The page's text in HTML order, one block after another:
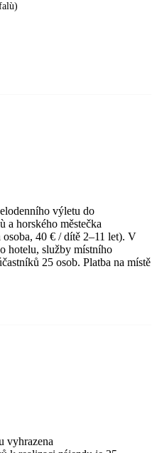
výletu do
a horského městečka
40 € / dítě 2–11 let). V
hotelu, služby místního
25 osob. Platba na místě
vyhrazena